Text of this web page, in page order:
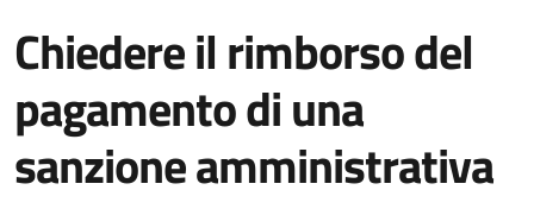
Chiedere il rimborso del
pagamento di una
sanzione amministrativa